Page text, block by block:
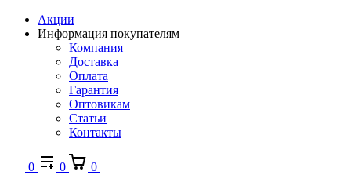
Акции
Информация покупателям
Компания
Доставка
Оплата
Гарантия
Оптовикам
Статьи
Контакты
0 0
0